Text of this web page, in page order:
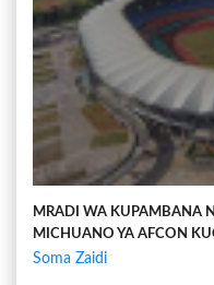
MRADI WA KUPAMBANA
MICHUANO YA AFCON
Soma Zaidi